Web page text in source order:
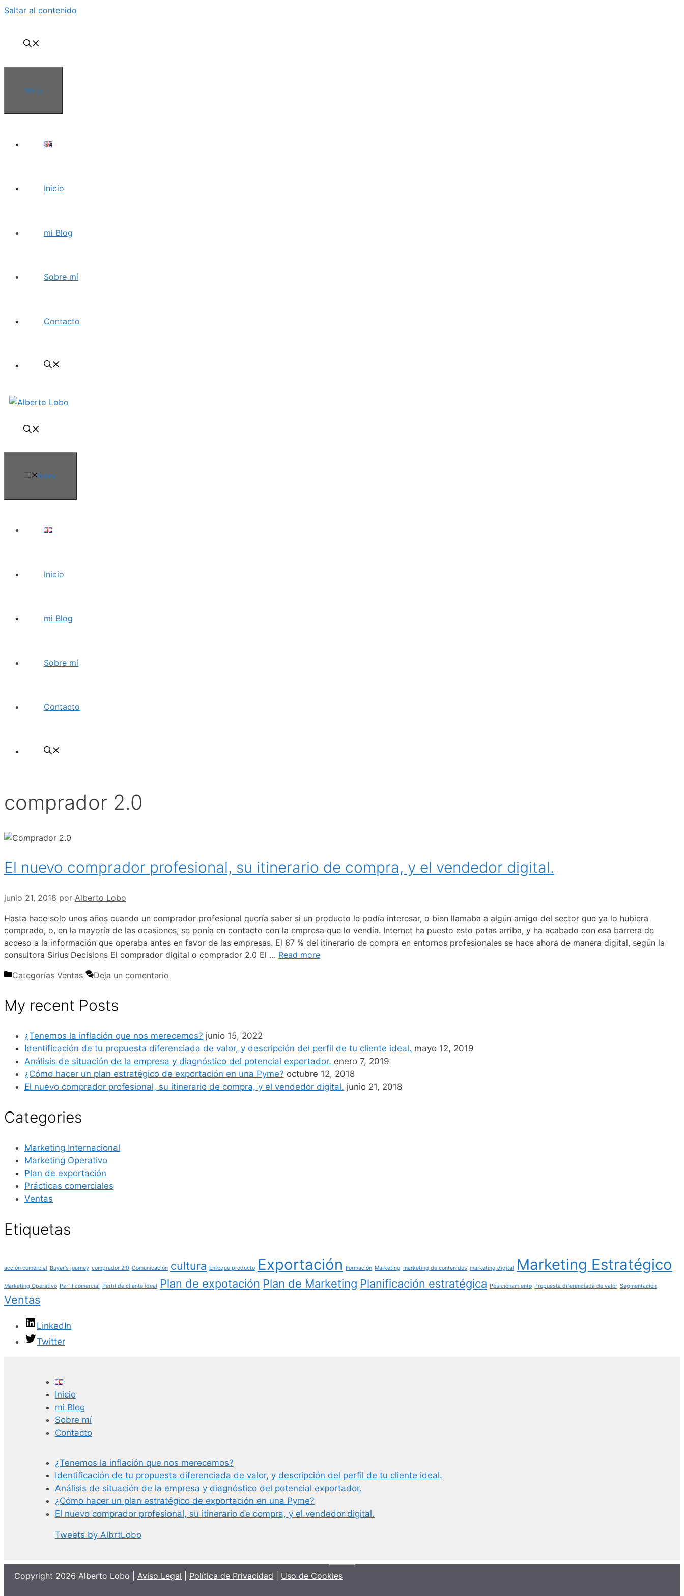
Saltar al contenido
Menu
Inicio
mi Blog
Sobre mí
Contacto
Menu
Inicio
mi Blog
Sobre mí
Contacto
comprador 2.0
El nuevo comprador profesional, su itinerario de compra, y el vendedor digital.
junio 21, 2018 por Alberto Lobo
Hasta hace solo unos años cuando un comprador profesional quería saber si un producto le podía interesar, o bien llamaba a algún amigo del sector que ya lo hubiera
comprado, o, en la mayoría de las ocasiones, se ponía en contacto con la empresa que lo vendía. Internet ha puesto esto patas arriba, y ha acabado con esa barrera de
acceso a la información que operaba antes en favor de las empresas. El 67 % del itinerario de compra en entornos profesionales se hace ahora de manera digital, según la
consultora Sirius Decisions El comprador digital o comprador 2.0 El … Read more
Categorías Ventas Deja un comentario
My recent Posts
¿Tenemos la inflación que nos merecemos? junio 15, 2022
Identificación de tu propuesta diferenciada de valor, y descripción del perfil de tu cliente ideal. mayo 12, 2019
Análisis de situación de la empresa y diagnóstico del potencial exportador. enero 7, 2019
¿Cómo hacer un plan estratégico de exportación en una Pyme? octubre 12, 2018
El nuevo comprador profesional, su itinerario de compra, y el vendedor digital. junio 21, 2018
Categories
Marketing Internacional
Marketing Operativo
Plan de exportación
Prácticas comerciales
Ventas
Etiquetas
acción comercial Buyer's journey comprador 2.0 Comunicación cultura Enfoque producto Exportación Formación Marketing marketing de contenidos marketing digital Marketing Estratégico
Marketing Operativo Perfil comercial Perfil de cliente ideal Plan de expotación Plan de Marketing Planificación estratégica Posicionamiento Propuesta diferenciada de valor Segmentación
Ventas
LinkedIn
Twitter
Inicio
mi Blog
Sobre mí
Contacto
¿Tenemos la inflación que nos merecemos?
Identificación de tu propuesta diferenciada de valor, y descripción del perfil de tu cliente ideal.
Análisis de situación de la empresa y diagnóstico del potencial exportador.
¿Cómo hacer un plan estratégico de exportación en una Pyme?
El nuevo comprador profesional, su itinerario de compra, y el vendedor digital.
Tweets by AlbrtLobo
Copyright 2026 Alberto Lobo | Aviso Legal Política de Privacidad Uso de Cookies